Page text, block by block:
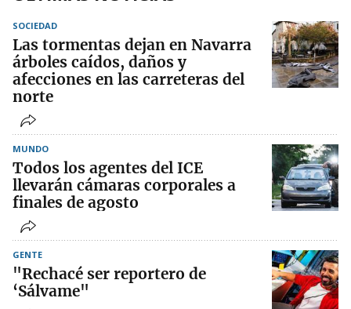
SOCIEDAD
Las tormentas dejan en Navarra
árboles caídos, daños y
afecciones en las carreteras del
norte
MUNDO
Todos los agentes del ICE
llevarán cámaras corporales a
finales de agosto
GENTE
"Rechacé ser reportero de
‘Sálvame"